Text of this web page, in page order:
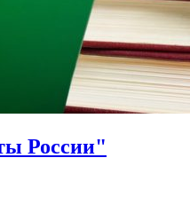
России"